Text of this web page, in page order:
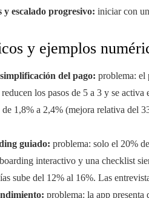
y escalado progresivo: iniciar con
y ejemplos
del pago: problema: el
los pasos de 5 a 3 y se
1,8% a 2,4% (mejora relativa del
guiado: problema: solo el 20%
interactivo y una checklist
sube del 12% al 16%. Las
problema: la app presenta